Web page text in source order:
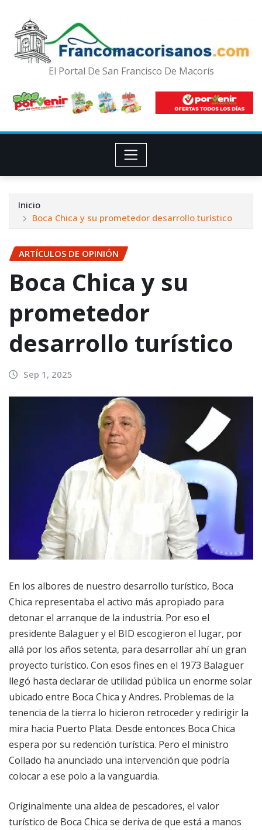
El Portal De San Francisco De Macorís
Inicio
Boca Chica y su prometedor desarrollo turístico
ARTÍCULOS DE OPINIÓN
Boca Chica y su
prometedor
desarrollo turístico
Sep 1, 2025
En los albores de nuestro desarrollo turístico, Boca
Chica representaba el activo más apropiado para
detonar el arranque de la industria. Por eso el
presidente Balaguer y el BID escogieron el lugar, por
allá por los años setenta, para desarrollar ahí un gran
proyecto turístico. Con esos fines en el 1973 Balaguer
llegó hasta declarar de utilidad pública un enorme solar
ubicado entre Boca Chica y Andres. Problemas de la
tenencia de la tierra lo hicieron retroceder y redirigir la
mira hacia Puerto Plata. Desde entonces Boca Chica
espera por su redención turística. Pero el ministro
Collado ha anunciado una intervención que podría
colocar a ese polo a la vanguardia.
Originalmente una aldea de pescadores, el valor
turístico de Boca Chica se deriva de que está a manos